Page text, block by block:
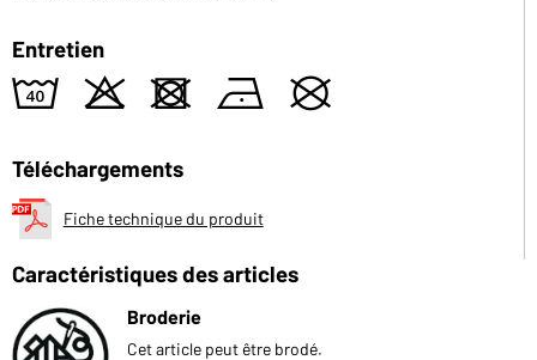
Entretien
8 o d n U
Téléchargements
Fiche technique du produit
Caractéristiques des articles
Broderie
Cet article peut être brodé.